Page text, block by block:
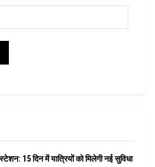
15 दिन में यात्रियों को मिलेगी नई सुविधा